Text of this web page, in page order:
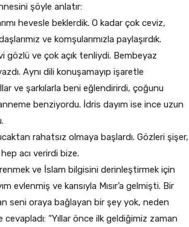
şöyle anlatır:
hevesle beklerdik. O kadar çok ceviz,
ve komşularımızla paylaşırdık.
gözlü ve çok açık tenliydi. Bembeyaz
Aynı dili konuşamayıp işaretle
ve şarkılarla beni eğlendirirdi, çoğunu
benziyordu. İdris dayım ise ince uzun
rahatsız olmaya başlardı. Gözleri şişer,
acı verirdi bize.
ve İslam bilgisini derinleştirmek için
evlenmiş ve karısıyla Mısır’a gelmişti. Bir
seni oraya bağlayan bir şey yok, neden
“Yıllar önce ilk geldiğimiz zaman